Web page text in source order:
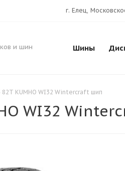
г. Елец,
и шин Шины
82T KUMHO WI32 Wintercraft шип
WI32